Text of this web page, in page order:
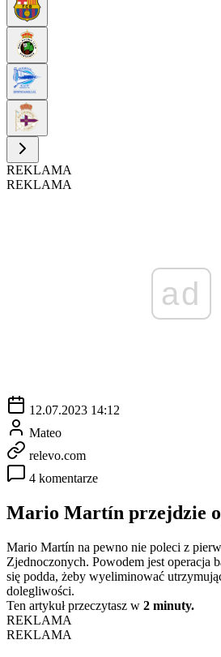
REKLAMA
REKLAMA
ad
12.07.2023 14:12
Mateo
relevo.com
4 komentarze
Mario Martín przejdzie
Mario Martín na pewno nie poleci z
Zjednoczonych. Powodem jest operacja
się podda, żeby wyeliminować
dolegliwości.
Ten artykuł przeczytasz w 2 minuty.
REKLAMA
REKLAMA